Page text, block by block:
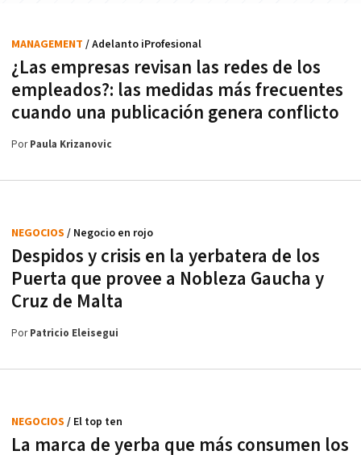
¿Las empresas revisan las redes de los
empleados?: las medidas más frecuentes
cuando una publicación genera conflicto
MANAGEMENT / Adelanto iProfesional
PorPaula Krizanovic
Despidos y crisis en la yerbatera de los
Puerta que provee a Nobleza Gaucha y
Cruz de Malta
NEGOCIOS / Negocio en rojo
PorPatricio Eleisegui
La marca de yerba que más consumen los
NEGOCIOS / El top ten